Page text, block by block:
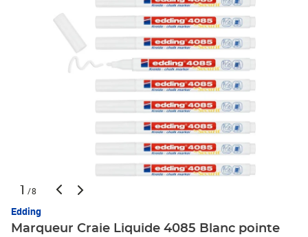
1 /8
Edding
Marqueur Craie Liquide 4085 Blanc pointe